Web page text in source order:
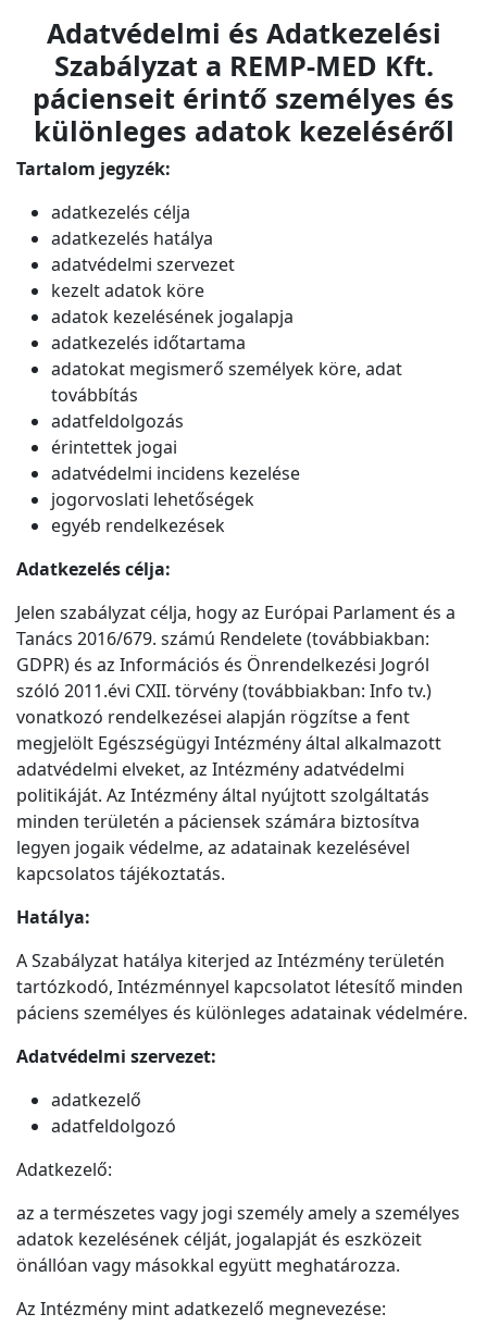
Adatvédelmi és Adatkezelési
Szabályzat a REMP-MED Kft.
pácienseit érintő személyes és
különleges adatok kezeléséről
Tartalom jegyzék:
adatkezelés célja
adatkezelés hatálya
adatvédelmi szervezet
kezelt adatok köre
adatok kezelésének jogalapja
adatkezelés időtartama
adatokat megismerő személyek köre, adat
továbbítás
adatfeldolgozás
érintettek jogai
adatvédelmi incidens kezelése
jogorvoslati lehetőségek
egyéb rendelkezések
Adatkezelés célja:
Jelen szabályzat célja, hogy az Európai Parlament és a
Tanács 2016/679. számú Rendelete (továbbiakban:
GDPR) és az Információs és Önrendelkezési Jogról
szóló 2011.évi CXII. törvény (továbbiakban: Info tv.)
vonatkozó rendelkezései alapján rögzítse a fent
megjelölt Egészségügyi Intézmény által alkalmazott
adatvédelmi elveket, az Intézmény adatvédelmi
politikáját. Az Intézmény által nyújtott szolgáltatás
minden területén a páciensek számára biztosítva
legyen jogaik védelme, az adatainak kezelésével
kapcsolatos tájékoztatás.
Hatálya:
A Szabályzat hatálya kiterjed az Intézmény területén
tartózkodó, Intézménnyel kapcsolatot létesítő minden
páciens személyes és különleges adatainak védelmére.
Adatvédelmi szervezet:
adatkezelő
adatfeldolgozó
Adatkezelő:
az a természetes vagy jogi személy amely a személyes
adatok kezelésének célját, jogalapját és eszközeit
önállóan vagy másokkal együtt meghatározza.
Az Intézmény mint adatkezelő megnevezése: